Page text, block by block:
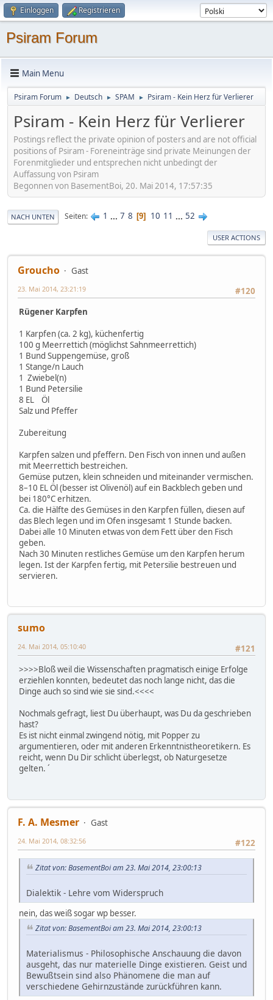
Einloggen Registrieren
Psiram Forum
Main Menu
Psiram Forum ► Deutsch ► SPAM ► Psiram - Kein Herz für Verlierer
Psiram - Kein Herz für Verlierer
Postings reflect the private opinion of posters and are not official
positions of Psiram - Foreneinträge sind private Meinungen der
Forenmitglieder und entsprechen nicht unbedingt der
Auffassung von Psiram
Begonnen von BasementBoi, 20. Mai 2014, 17:57:35
NACH UNTEN Seiten 1 ... 7 8 9 10 11 ... 52
USER ACTIONS
Groucho
Gast
#120
23. Mai 2014, 23:21:19
Rügener Karpfen
1 Karpfen (ca. 2 kg), küchenfertig
100 g Meerrettich (möglichst Sahnmeerrettich)
1 Bund Suppengemüse, groß
1 Stange/n Lauch
1 Zwiebel(n)
1 Bund Petersilie
8 EL Öl
Salz und Pfeffer
Zubereitung
Karpfen salzen und pfeffern. Den Fisch von innen und außen
mit Meerrettich bestreichen.
Gemüse putzen, klein schneiden und miteinander vermischen.
8–10 EL Öl (besser ist Olivenöl) auf ein Backblech geben und
bei 180°C erhitzen.
Ca. die Hälfte des Gemüses in den Karpfen füllen, diesen auf
das Blech legen und im Ofen insgesamt 1 Stunde backen.
Dabei alle 10 Minuten etwas von dem Fett über den Fisch
geben.
Nach 30 Minuten restliches Gemüse um den Karpfen herum
legen. Ist der Karpfen fertig, mit Petersilie bestreuen und
servieren.
sumo
#121
24. Mai 2014, 05:10:40
>>>>Bloß weil die Wissenschaften pragmatisch einige Erfolge
erziehlen konnten, bedeutet das noch lange nicht, das die
Dinge auch so sind wie sie sind.<<<<
Nochmals gefragt, liest Du überhaupt, was Du da geschrieben
hast?
Es ist nicht einmal zwingend nötig, mit Popper zu
argumentieren, oder mit anderen Erkenntnistheoretikern. Es
reicht, wenn Du Dir schlicht überlegst, ob Naturgesetze
gelten. ´
F. A. Mesmer
Gast
#122
24. Mai 2014, 08:32:56
Zitat von: BasementBoi am 23. Mai 2014, 23:00:13
Dialektik - Lehre vom Widerspruch
nein, das weiß sogar wp besser.
Zitat von: BasementBoi am 23. Mai 2014, 23:00:13
Materialismus - Philosophische Anschauung die davon
ausgeht, das nur materielle Dinge existieren. Geist und
Bewußtsein sind also Phänomene die man auf
verschiedene Gehirnzustände zurückführen kann.